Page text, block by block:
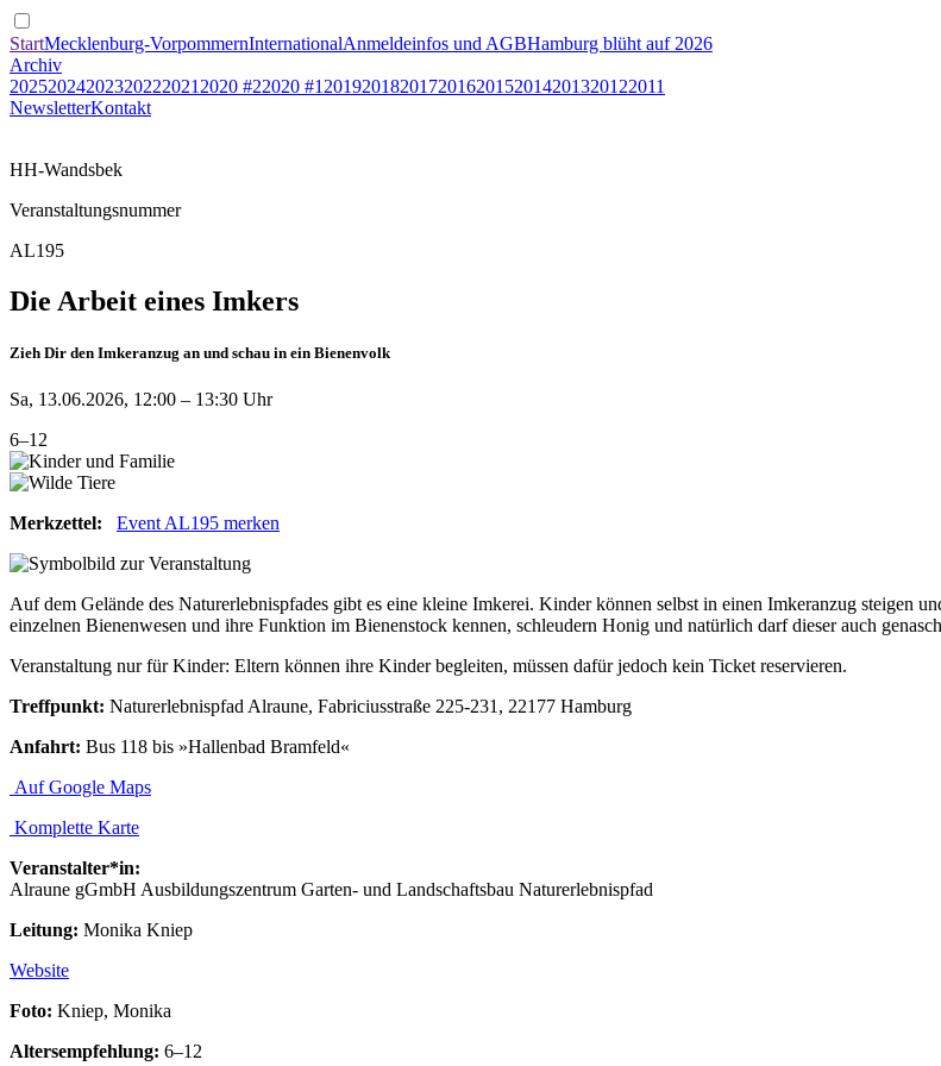
StartMecklenburg-VorpommernInternationalAnmeldeinfos und AGBHamburg blüht auf 2026
Archiv
20252024202320222021 2020 #22020 #1 201920182017201620152014201320122011
NewsletterKontakt
HH-Wandsbek
Veranstaltungsnummer
AL195
Die Arbeit eines Imkers
Zieh Dir den Imkeranzug an und schau in ein Bienenvolk
Sa, 13.06.2026, 12:00 – 13:30 Uhr
6–12
Merkzettel: Event AL195 merken
Auf dem Gelände des Naturerlebnispfades gibt es eine kleine Imkerei. Kinder können selbst in einen Imkeranzug steigen
einzelnen Bienenwesen und ihre Funktion im Bienenstock kennen, schleudern Honig und natürlich darf dieser auch
Veranstaltung nur für Kinder: Eltern können ihre Kinder begleiten, müssen dafür jedoch kein Ticket reservieren.
Treffpunkt: Naturerlebnispfad Alraune, Fabriciusstraße 225-231, 22177 Hamburg
Anfahrt: Bus 118 bis »Hallenbad Bramfeld«
Auf Google Maps
Komplette Karte
Veranstalter*in:
Alraune gGmbH Ausbildungszentrum Garten- und Landschaftsbau Naturerlebnispfad
Leitung: Monika Kniep
Website
Foto: Kniep, Monika
Altersempfehlung: 6–12